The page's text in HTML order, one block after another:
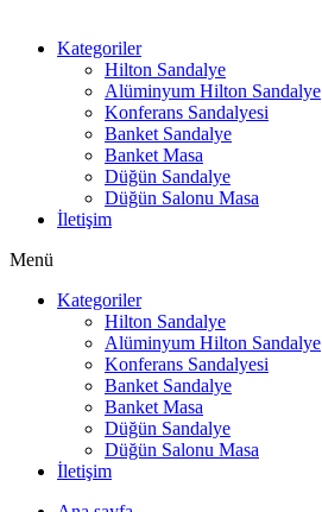
Kategoriler
Hilton Sandalye
Alüminyum Hilton Sandalye
Konferans Sandalyesi
Banket Sandalye
Banket Masa
Düğün Sandalye
Düğün Salonu Masa
İletişim
Menü
Kategoriler
Hilton Sandalye
Alüminyum Hilton Sandalye
Konferans Sandalyesi
Banket Sandalye
Banket Masa
Düğün Sandalye
Düğün Salonu Masa
İletişim